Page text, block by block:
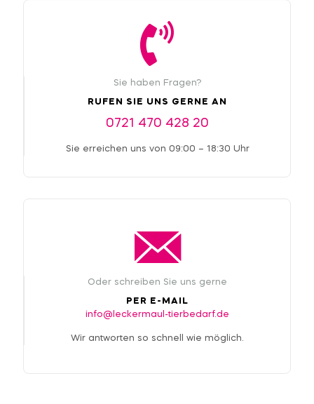
Sie haben Fragen?
RUFEN SIE UNS GERNE AN
0721 470 428 20
Sie erreichen uns von 09:00 – 18:30 Uhr
Oder schreiben Sie uns gerne
PER E-MAIL
info@leckermaul-tierbedarf.de
Wir antworten so schnell wie möglich.